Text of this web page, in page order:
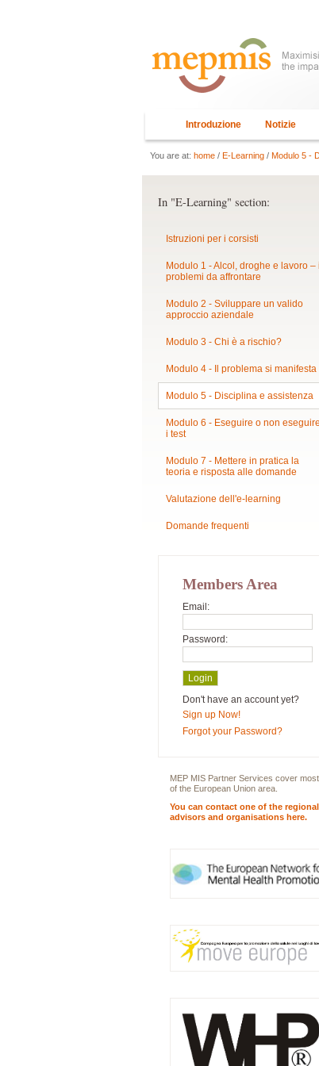
Introduzione Notizie
You are at: home / E-Learning / Modulo 5 -
In "E-Learning" section:
Istruzioni per i corsisti
Modulo 1 - Alcol, droghe e lavoro – i
problemi da affrontare
Modulo 2 - Sviluppare un valido
approccio aziendale
Modulo 3 - Chi è a rischio?
Modulo 4 - Il problema si manifesta
Modulo 5 - Disciplina e assistenza
Modulo 6 - Eseguire o non eseguire
i test
Modulo 7 - Mettere in pratica la
teoria e risposta alle domande
Valutazione dell'e-learning
Domande frequenti
Members Area
Email:
Password:
Don't have an account yet?
Sign up Now!
Forgot your Password?
MEP MIS Partner Services cover most
of the European Union area.
You can contact one of the regional
advisors and organisations here.